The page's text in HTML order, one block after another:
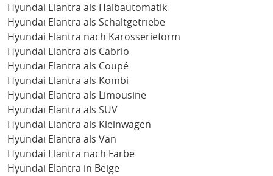
Hyundai Elantra als Halbautomatik
Hyundai Elantra als Schaltgetriebe
Hyundai Elantra nach Karosserieform
Hyundai Elantra als Cabrio
Hyundai Elantra als Coupé
Hyundai Elantra als Kombi
Hyundai Elantra als Limousine
Hyundai Elantra als SUV
Hyundai Elantra als Kleinwagen
Hyundai Elantra als Van
Hyundai Elantra nach Farbe
Hyundai Elantra in Beige